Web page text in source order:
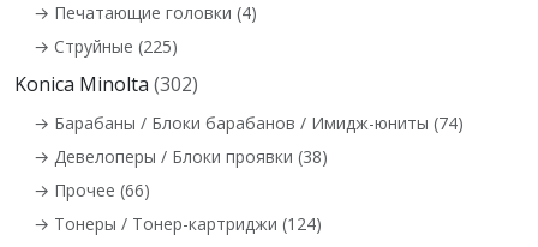
→ Печатающие головки (4)
→ Струйные (225)
Konica Minolta (302)
→ Барабаны / Блоки барабанов / Имидж-юниты (74)
→ Девелоперы / Блоки проявки (38)
→ Прочее (66)
→ Тонеры / Тонер-картриджи (124)